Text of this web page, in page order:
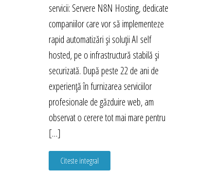
servicii: Servere N8N Hosting, dedicate
companiilor care vor să implementeze
rapid automatizări și soluții AI self
hosted, pe o infrastructură stabilă și
securizată. După peste 22 de ani de
experiență în furnizarea serviciilor
profesionale de găzduire web, am
observat o cerere tot mai mare pentru
[…]
Citeste integral